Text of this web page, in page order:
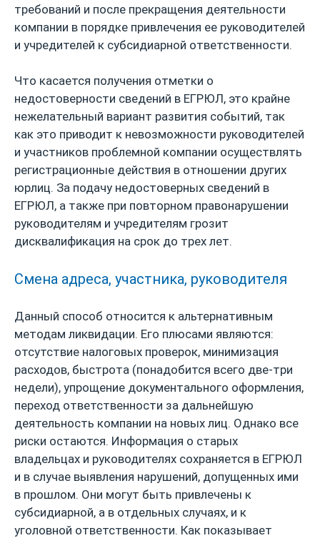
требований и после прекращения деятельности
компании в порядке привлечения ее руководителей
и учредителей к субсидиарной ответственности.
Что касается получения отметки о
недостоверности сведений в ЕГРЮЛ, это крайне
нежелательный вариант развития событий, так
как это приводит к невозможности руководителей
и участников проблемной компании осуществлять
регистрационные действия в отношении других
юрлиц. За подачу недостоверных сведений в
ЕГРЮЛ, а также при повторном правонарушении
руководителям и учредителям грозит
дисквалификация на срок до трех лет.
Смена адреса, участника, руководителя
Данный способ относится к альтернативным
методам ликвидации. Его плюсами являются:
отсутствие налоговых проверок, минимизация
расходов, быстрота (понадобится всего две-три
недели), упрощение документального оформления,
переход ответственности за дальнейшую
деятельность компании на новых лиц. Однако все
риски остаются. Информация о старых
владельцах и руководителях сохраняется в ЕГРЮЛ
и в случае выявления нарушений, допущенных ими
в прошлом. Они могут быть привлечены к
субсидиарной, а в отдельных случаях, и к
уголовной ответственности. Как показывает